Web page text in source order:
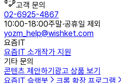
고객 문의
02-6925-4867
10:00-18:00주말·공휴일 제외
yozm_help@wishket.com
요즘IT
요즘IT 소개작가 지원
기타 문의
콘텐츠 제안하기 광고 상품 보기
요즘IT 슬랙봇
크롬 확장 프로그램